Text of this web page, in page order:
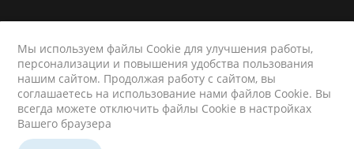
© Комитет по молодежной политике
Курганской области
Контакты
Карта сайта
г. Курган, ул. Гоголя, д. 61
+7 (3522) 42-90-74
Мы используем файлы Cookie для улучшения работы,
персонализации и повышения удобства пользования
нашим сайтом. Продолжая работу с сайтом, вы
соглашаетесь на использование нами файлов Cookie. Вы
всегда можете отключить файлы Cookie в настройках
Вашего браузера